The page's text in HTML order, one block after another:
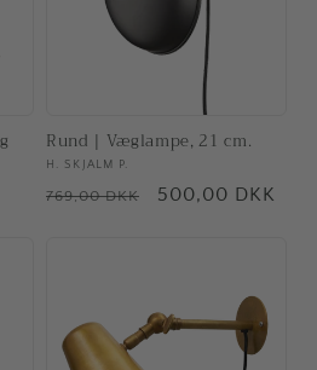
Rund | Væglampe, 21 cm.
Forhandler:
H. SKJALM P.
Normalpris
769,00 DKK Tilbudspris
500,00 DKK